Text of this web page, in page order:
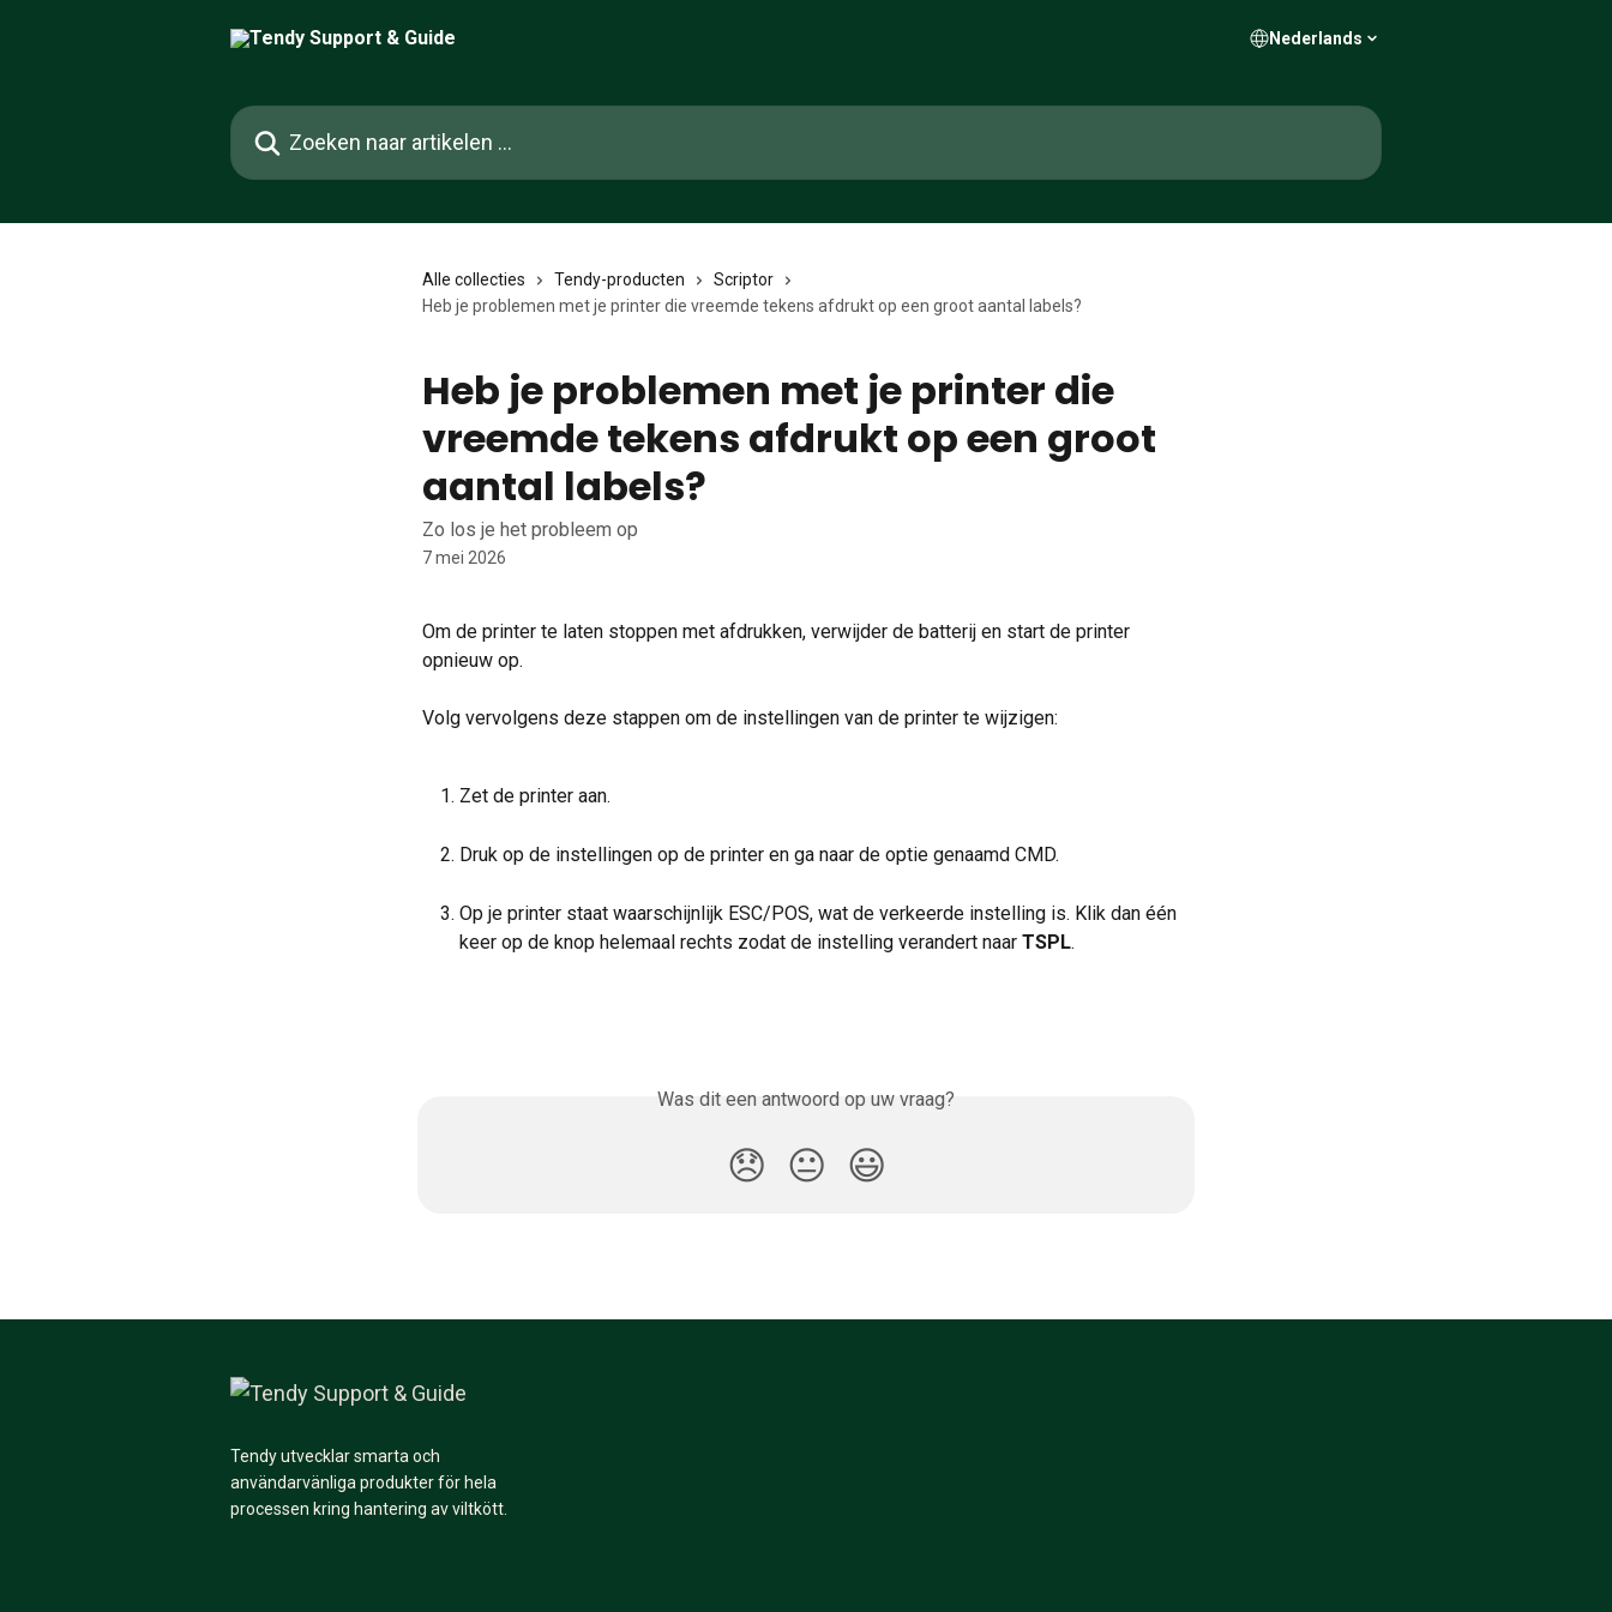
Nederlands
Zoeken naar artikelen ...
Alle collecties Tendy-producten
Scriptor
Heb je problemen met je printer die vreemde tekens afdrukt op een groot aantal labels?
Heb je problemen met je printer die
vreemde tekens afdrukt op een groot
aantal labels?
Zo los je het probleem op
7 mei 2026
Om de printer te laten stoppen met afdrukken, verwijder de batterij en start de printer
opnieuw op.
Volg vervolgens deze stappen om de instellingen van de printer te wijzigen:
Zet de printer aan.
Druk op de instellingen op de printer en ga naar de optie genaamd CMD.
Op je printer staat waarschijnlijk ESC/POS, wat de verkeerde instelling is. Klik dan één
keer op de knop helemaal rechts zodat de instelling verandert naar TSPL.
Was dit een antwoord op uw vraag?
😞 😐 😃
Tendy utvecklar smarta och
användarvänliga produkter för hela
processen kring hantering av viltkött.